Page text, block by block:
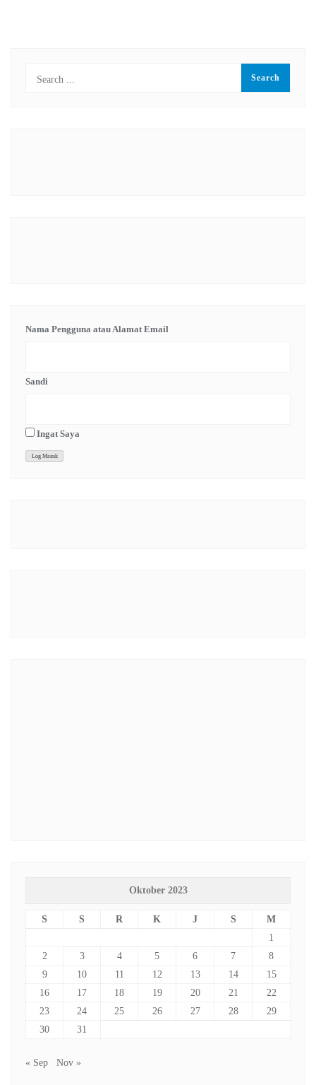
Nama Pengguna atau Alamat Email
Sandi
Ingat Saya
Oktober 2023
S S R K J S
M
1
2
3 4 5 6 7
8
9
10 11 12 13 14
15
16
17 18 19 20 21
22
23
24 25 26 27 28
29
30
31
« Sep Nov »